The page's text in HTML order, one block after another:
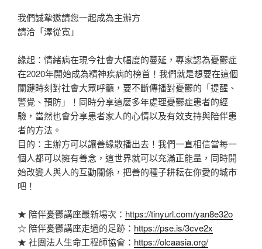
我們誠摯邀請您一起成為主辦方
請洽「澤從寬」
緣起：情緒病在現今社會大幅度的蔓延，專家認為憂鬱症
在2020年開始成為精神疾病的榜首！我們就是想要在這個
關鍵時刻對社會大眾呼籲，要不斷傳播對憂鬱的「提醒、
警覺、預防」！同時分享這麼多年處理憂鬱症患者的經
驗，當然也會分享患者家人的心情以及有效支持與陪伴患
者的方法。
目的：主辦方可以讓善緣散播出去！我們一直相信當每一
個人都可以擁有善念，這世界就可以充滿正能量，同時開
始改變人與人的互動關係，把善的種子耕耘在你愛的城市
吧！
★ 陪伴憂鬱講座最新場次： https://tinyurl.com/yan8e32o
☆ 陪伴憂鬱講座走過的足跡： https://pse.is/3cve2x
★ 社團法人生命工程師協會： https://olcaasia.org/